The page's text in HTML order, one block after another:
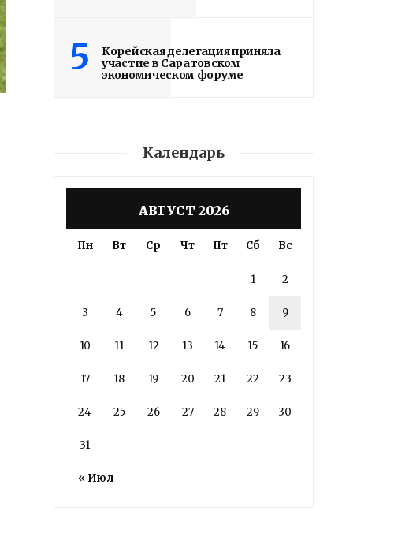
5
Корейская делегация приняла
участие в Саратовском
экономическом форуме
Календарь
АВГУСТ 2026
Пн Вт Ср Чт Пт Сб Вс
« Июл
1 2
3 4 5 6 7 8 9
10 11 12 13 14 15 16
17 18 19 20 21 22 23
24 25 26 27 28 29 30
31
Володин: 31 августа
РАБОТЫ БУДУТ
ЗАВЕРШЕНЫ